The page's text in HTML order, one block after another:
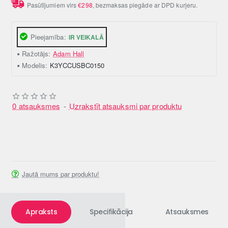
Pieejamība: IR VEIKALĀ
Ražotājs: Adam Hall
Modelis: K3YCCUSBC0150
0 atsauksmes - Uzrakstīt atsauksmi par produktu
Pasūtījumiem virs€298, bezmaksas piegāde ar DPD kurjeru.
Jautā mums par produktu!
Apraksts Specifikācija Atsauksmes